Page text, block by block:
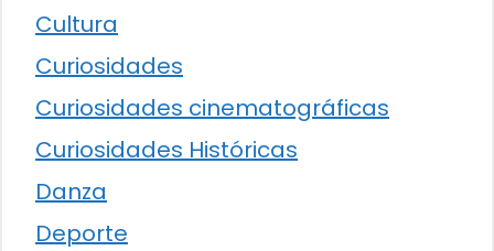
Cultura
Curiosidades
Curiosidades cinematográficas
Curiosidades Históricas
Danza
Deporte